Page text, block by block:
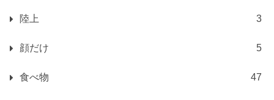
陸上 3
顔だけ 5
食べ物 47